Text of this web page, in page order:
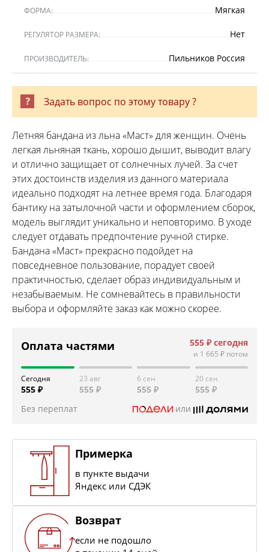
ФОРМА: Мягкая
РЕГУЛЯТОР РАЗМЕРА: Нет
ПРОИЗВОДИТЕЛЬ: Пильников Россия
Задать вопрос по этому товару ?
Летняя бандана из льна «Маст» для женщин. Очень
легкая льняная ткань, хорошо дышит, выводит влагу
и отлично защищает от солнечных лучей. За счет
этих достоинств изделия из данного материала
идеально подходят на летнее время года. Благодаря
бантику на затылочной части и оформлением сборок,
модель выглядит уникально и неповторимо. В уходе
следует отдавать предпочтение ручной стирке.
Бандана «Маст» прекрасно подойдет на
повседневное пользование, порадует своей
практичностью, сделает образ индивидуальным и
незабываемым. Не сомневайтесь в правильности
выбора и оформляйте заказ как можно скорее.
Оплата частями 555 ₽ сегодня
и 1 665 ₽ потом
Сегодня
555 ₽
23 авг
555 ₽
6 сен
555 ₽
20 сен
555 ₽
Без переплат
или
Примерка
в пункте выдачи
Яндекс или СДЭК
Возврат
если не подошло